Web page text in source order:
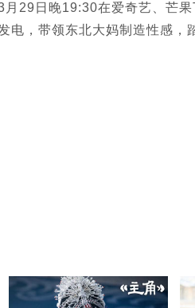
29日晚19:30在爱奇艺、芒
电，带领东北大妈制造性感，